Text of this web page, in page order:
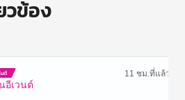
วข้อง
อีเวนต์
11 ชม.ที่แล้ว